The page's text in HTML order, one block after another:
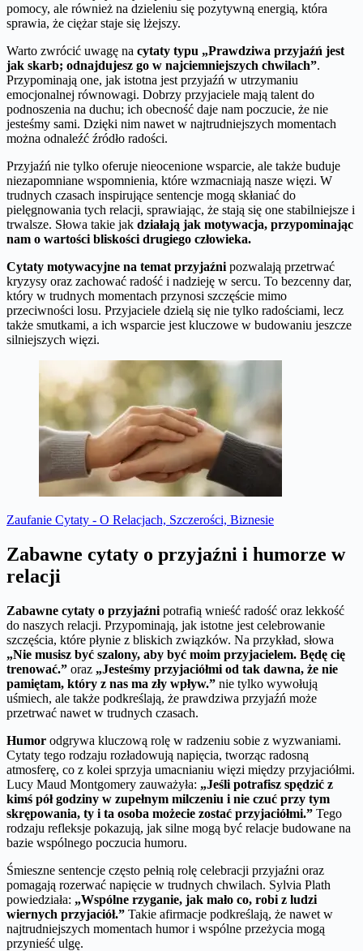
pomocy, ale również na dzieleniu się pozytywną energią, która
sprawia, że ciężar staje się lżejszy.
Warto zwrócić uwagę na cytaty typu „Prawdziwa przyjaźń jest
jak skarb; odnajdujesz go w najciemniejszych chwilach”.
Przypominają one, jak istotna jest przyjaźń w utrzymaniu
emocjonalnej równowagi. Dobrzy przyjaciele mają talent do
podnoszenia na duchu; ich obecność daje nam poczucie, że nie
jesteśmy sami. Dzięki nim nawet w najtrudniejszych momentach
można odnaleźć źródło radości.
Przyjaźń nie tylko oferuje nieocenione wsparcie, ale także buduje
niezapomniane wspomnienia, które wzmacniają nasze więzi. W
trudnych czasach inspirujące sentencje mogą skłaniać do
pielęgnowania tych relacji, sprawiając, że stają się one stabilniejsze i
trwalsze. Słowa takie jak działają jak motywacja, przypominając
nam o wartości bliskości drugiego człowieka.
Cytaty motywacyjne na temat przyjaźni pozwalają przetrwać
kryzysy oraz zachować radość i nadzieję w sercu. To bezcenny dar,
który w trudnych momentach przynosi szczęście mimo
przeciwności losu. Przyjaciele dzielą się nie tylko radościami, lecz
także smutkami, a ich wsparcie jest kluczowe w budowaniu jeszcze
silniejszych więzi.
Zaufanie Cytaty - O Relacjach, Szczerości, Biznesie
Zabawne cytaty o przyjaźni i humorze w
relacji
Zabawne cytaty o przyjaźni potrafią wnieść radość oraz lekkość
do naszych relacji. Przypominają, jak istotne jest celebrowanie
szczęścia, które płynie z bliskich związków. Na przykład, słowa
„Nie musisz być szalony, aby być moim przyjacielem. Będę cię
trenować.” oraz „Jesteśmy przyjaciółmi od tak dawna, że nie
pamiętam, który z nas ma zły wpływ.” nie tylko wywołują
uśmiech, ale także podkreślają, że prawdziwa przyjaźń może
przetrwać nawet w trudnych czasach.
Humor odgrywa kluczową rolę w radzeniu sobie z wyzwaniami.
Cytaty tego rodzaju rozładowują napięcia, tworząc radosną
atmosferę, co z kolei sprzyja umacnianiu więzi między przyjaciółmi.
Lucy Maud Montgomery zauważyła: „Jeśli potrafisz spędzić z
kimś pół godziny w zupełnym milczeniu i nie czuć przy tym
skrępowania, ty i ta osoba możecie zostać przyjaciółmi.” Tego
rodzaju refleksje pokazują, jak silne mogą być relacje budowane na
bazie wspólnego poczucia humoru.
Śmieszne sentencje często pełnią rolę celebracji przyjaźni oraz
pomagają rozerwać napięcie w trudnych chwilach. Sylvia Plath
powiedziała: „Wspólne rzyganie, jak mało co, robi z ludzi
wiernych przyjaciół.” Takie afirmacje podkreślają, że nawet w
najtrudniejszych momentach humor i wspólne przeżycia mogą
przynieść ulgę.